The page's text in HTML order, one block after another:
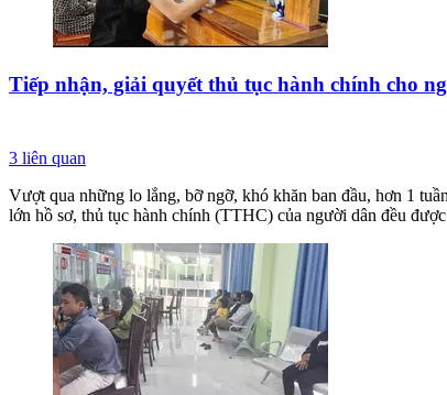
Tiếp nhận, giải quyết thủ tục hành chính cho
3 liên quan
Vượt qua những lo lắng, bỡ ngỡ, khó khăn ban đầu, hơn 1
lớn hồ sơ, thủ tục hành chính (TTHC) của người dân đều